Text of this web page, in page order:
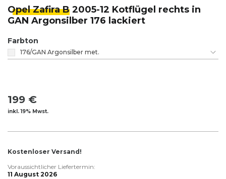
Opel Zafira B 2005-12 Kotflügel rechts in
GAN Argonsilber 176 lackiert
Farbton
176/GAN Argonsilber met.
199 €
inkl. 19% Mwst.
Kostenloser Versand!
Voraussichtlicher Liefertermin:
11 August 2026